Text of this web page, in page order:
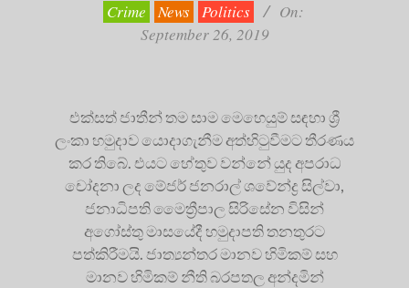
Crime News Politics
On:
September 26, 2019
එක්සත් ජාතීන් තම සාම මෙහෙයුම් සඳහා ශ්‍රී
ලංකා හමුදාව යොදාගැනීම අත්හිටුවීමට තීරණය
කර තිබේ. එයට හේතුව වන්නේ යුද අපරාධ
චෝදනා ලද මේජර් ජනරාල් ශවේන්ද්‍ර සිල්වා,
ජනාධිපති මෛත්‍රීපාල සිරිසේන විසින්
අගෝස්තු මාසයේදී හමුදාපති තනතුරට
පත්කිරීමයි. ජාත්‍යන්තර මානව හිමිකම් සහ
මානව හිමිකම් නීති බරපතල අන්දමින්